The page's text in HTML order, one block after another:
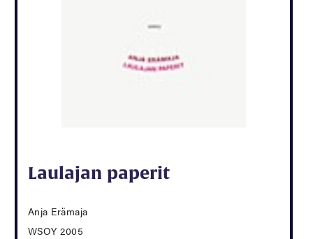
Laulajan paperit
Anja Erämaja
WSOY 2005